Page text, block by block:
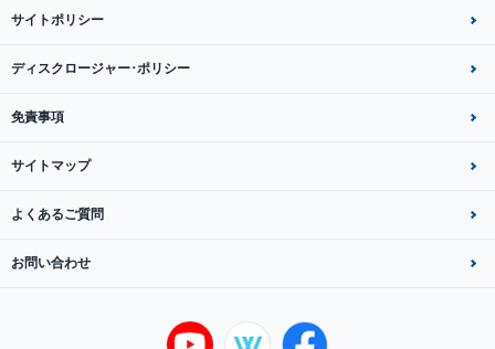
サイトポリシー
ディスクロージャー･ポリシー
免責事項
サイトマップ
よくあるご質問
お問い合わせ